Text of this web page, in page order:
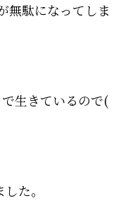
無駄になってしま
生きているので(
た。